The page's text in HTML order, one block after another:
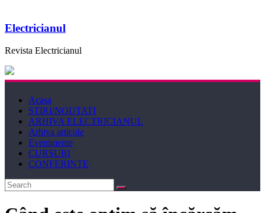
Electricianul
Revista Electricianul
Acasa
STIRI/NOUTATI
ARHIVA ELECTRICIANUL
Arhiva articole
Evenimente
CURSURI
CONFERINTE